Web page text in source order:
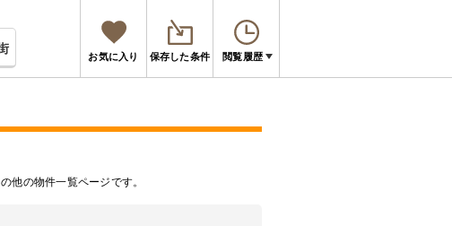
お気に入り 保存した条件 閲覧履歴
他の物件一覧ページです。